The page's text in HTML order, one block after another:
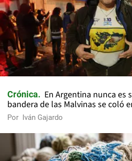
Crónica
En Argentina nunca es
bandera de las Malvinas se coló
Por Iván Gajardo